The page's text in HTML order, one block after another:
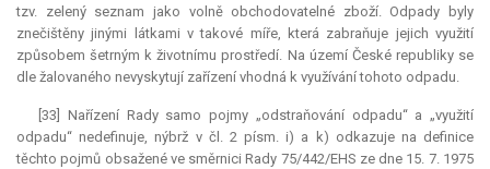
tzv. zelený seznam jako volně obchodovatelné zboží. Odpady byly
znečištěny jinými látkami v takové míře, která zabraňuje jejich využití
způsobem šetrným k životnímu prostředí. Na území České republiky se
dle žalovaného nevyskytují zařízení vhodná k využívání tohoto odpadu.
[33] Nařízení Rady samo pojmy „odstraňování odpadu“ a „využití
odpadu“ nedefinuje, nýbrž v čl. 2 písm. i) a k) odkazuje na definice
těchto pojmů obsažené ve směrnici Rady 75/442/EHS ze dne 15. 7. 1975